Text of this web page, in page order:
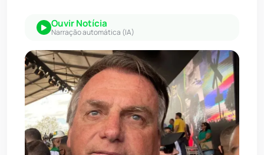
Ouvir Notícia
Narração automática (IA)